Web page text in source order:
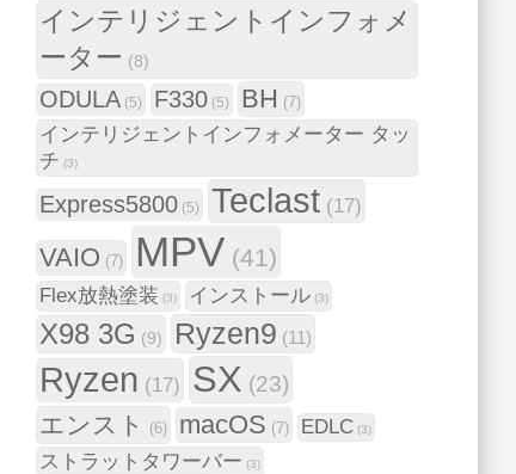
インテリジェントインフォメ
ーター (8)
ODULA (5) F330 (5) BH (7)
インテリジェントインフォメーター タッ
チ (3)
Express5800 (5) Teclast (17)
VAIO (7) MPV (41)
Flex放熱塗装 (3) インストール (3)
X98 3G (9) Ryzen9 (11)
Ryzen (17) SX (23)
エンスト (6) macOS (7) EDLC (3)
ストラットタワーバー (3)